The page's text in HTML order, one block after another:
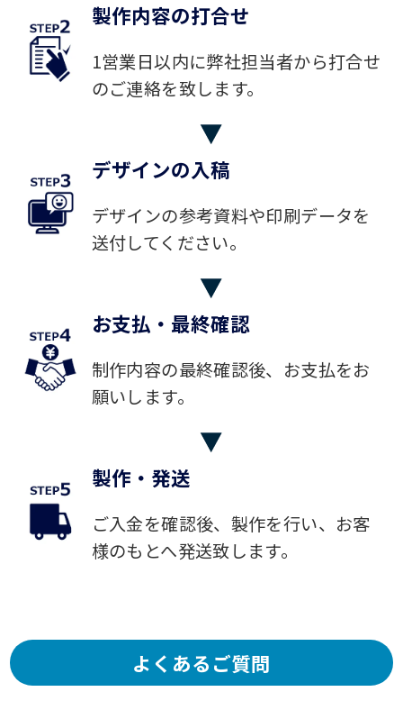
製作内容の打合せ
1営業日以内に弊社担当者から打合せ
のご連絡を致します。
デザインの入稿
デザインの参考資料や印刷データを
送付してください。
お支払・最終確認
制作内容の最終確認後、お支払をお
願いします。
製作・発送
ご入金を確認後、製作を行い、お客
様のもとへ発送致します。
よくあるご質問